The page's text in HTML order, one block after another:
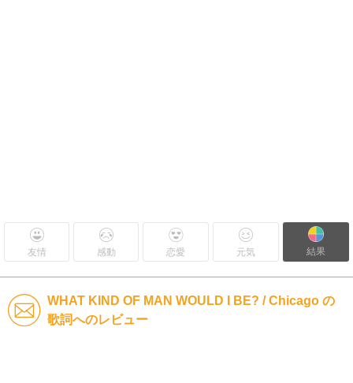
友情 感動 恋愛 元気 結果
WHAT KIND OF MAN WOULD I BE? / Chicago の
歌詞へのレビュー